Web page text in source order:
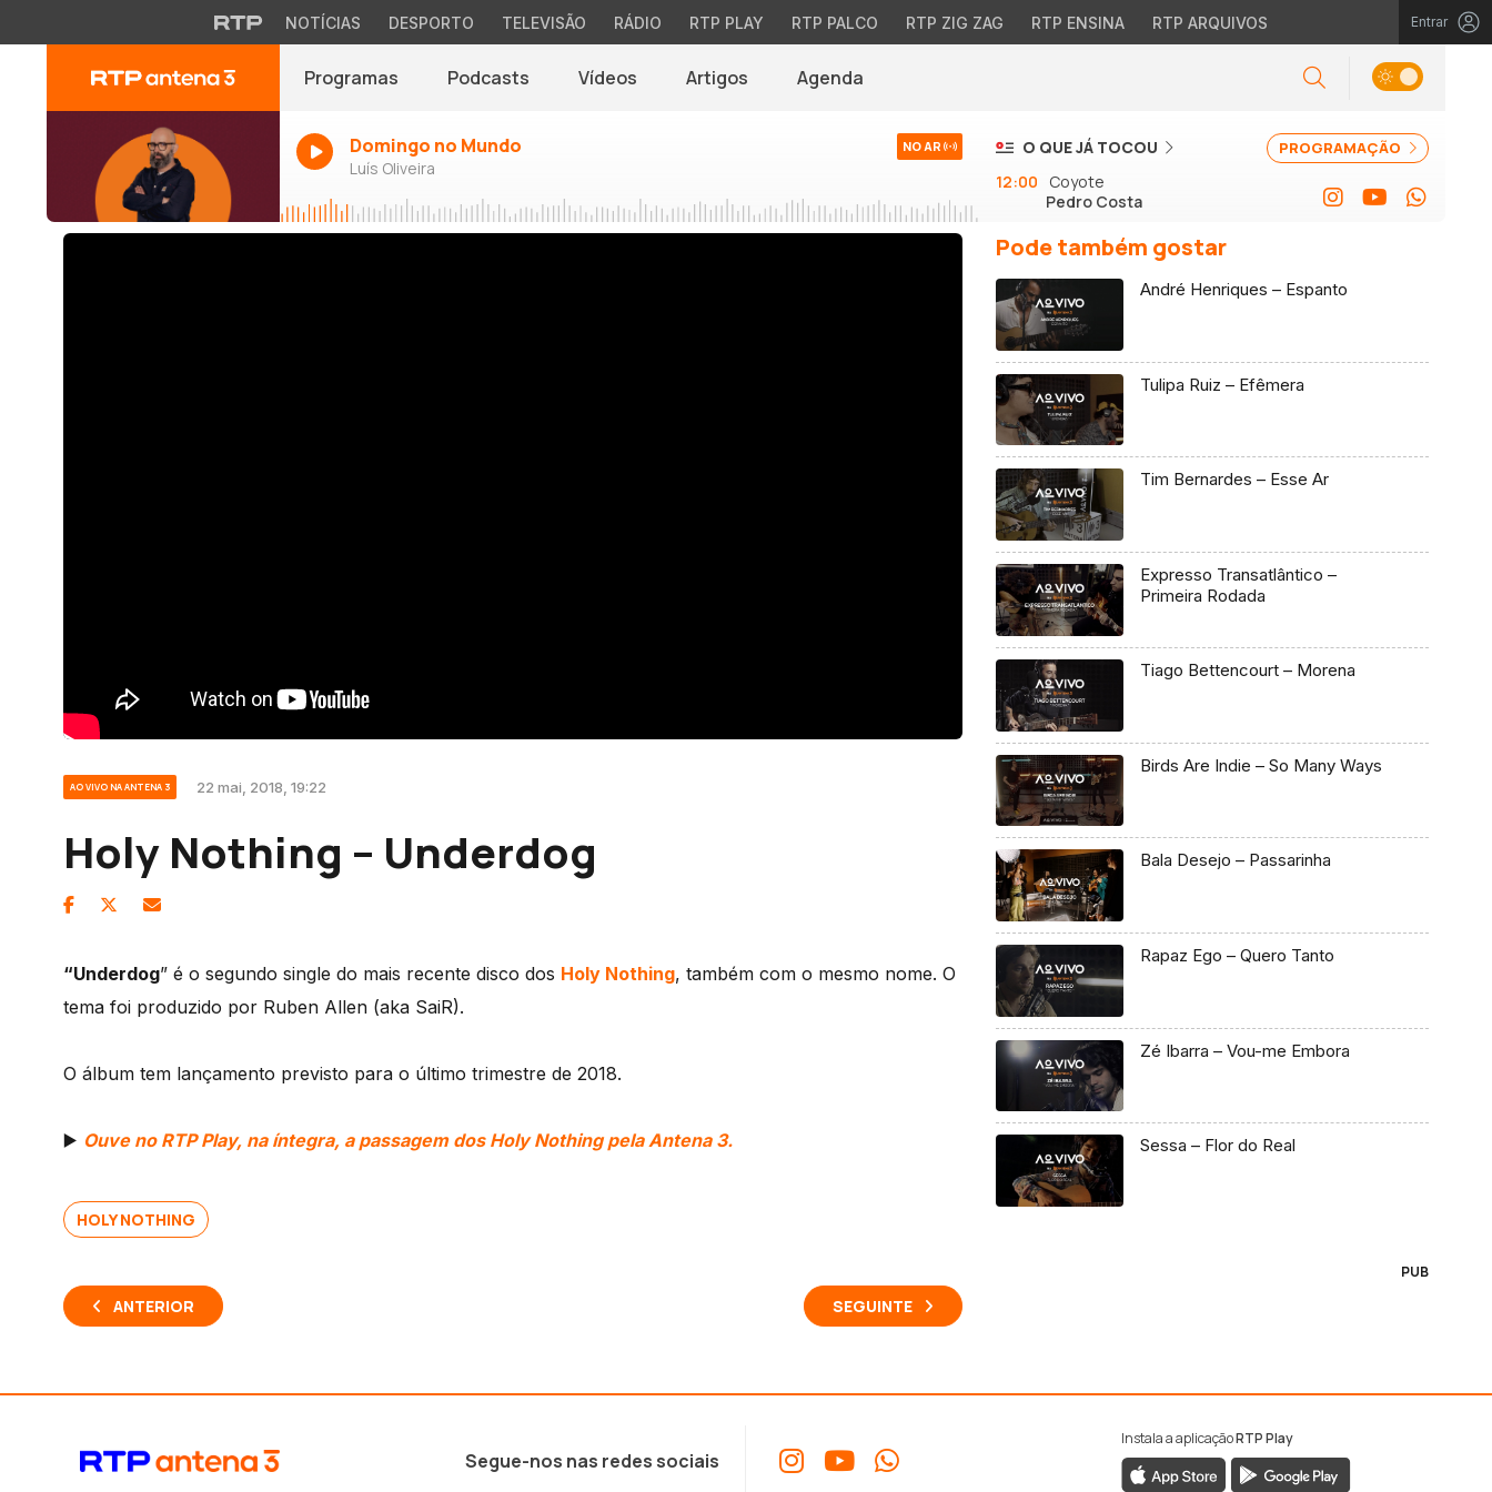
NOTÍCIAS DESPORTO TELEVISÃO RÁDIO RTP PLAY RTP PALCO RTP ZIG ZAG RTP ENSINA RTP ARQUIVOS Entrar
Programas Podcasts Vídeos Artigos Agenda
Domingo no Mundo
Luís Oliveira
NO AR PROGRAMAÇÃO
O QUE JÁ TOCOU
12:00
Coyote
Pedro Costa
AO VIVO NA ANTENA 3 22 mai, 2018, 19:22
Holy Nothing – Underdog
“Underdog” é o segundo single do mais recente disco dos Holy Nothing, também com o mesmo nome. O
tema foi produzido por Ruben Allen (aka SaiR).
O álbum tem lançamento previsto para o último trimestre de 2018.
▶️ Ouve no RTP Play, na íntegra, a passagem dos Holy Nothing pela Antena 3.
HOLY NOTHING
ANTERIOR SEGUINTE
Pode também gostar
André Henriques – Espanto
Tulipa Ruiz – Efêmera
Tim Bernardes – Esse Ar
Expresso Transatlântico –
Primeira Rodada
Tiago Bettencourt – Morena
Birds Are Indie – So Many Ways
Bala Desejo – Passarinha
Rapaz Ego – Quero Tanto
Zé Ibarra – Vou-me Embora
Sessa – Flor do Real
PUB
Segue-nos nas redes sociais
Instala a aplicaçãoRTP Play